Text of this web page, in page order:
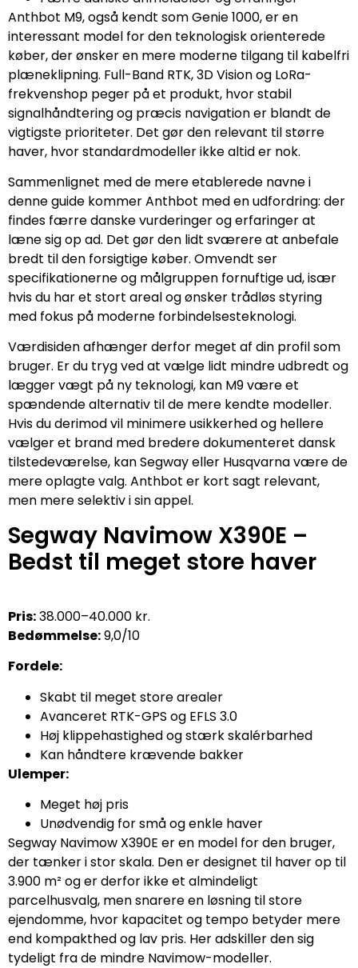
Anthbot M9, også kendt som Genie 1000, er en
interessant model for den teknologisk orienterede
køber, der ønsker en mere moderne tilgang til kabelfri
plæneklipning. Full-Band RTK, 3D Vision og LoRa-
frekvenshop peger på et produkt, hvor stabil
signalhåndtering og præcis navigation er blandt de
vigtigste prioriteter. Det gør den relevant til større
haver, hvor standardmodeller ikke altid er nok.
Sammenlignet med de mere etablerede navne i
denne guide kommer Anthbot med en udfordring: der
findes færre danske vurderinger og erfaringer at
læne sig op ad. Det gør den lidt sværere at anbefale
bredt til den forsigtige køber. Omvendt ser
specifikationerne og målgruppen fornuftige ud, især
hvis du har et stort areal og ønsker trådløs styring
med fokus på moderne forbindelsesteknologi.
Værdisiden afhænger derfor meget af din profil som
bruger. Er du tryg ved at vælge lidt mindre udbredt og
lægger vægt på ny teknologi, kan M9 være et
spændende alternativ til de mere kendte modeller.
Hvis du derimod vil minimere usikkerhed og hellere
vælger et brand med bredere dokumenteret dansk
tilstedeværelse, kan Segway eller Husqvarna være de
mere oplagte valg. Anthbot er kort sagt relevant,
men mere selektiv i sin appel.
Segway Navimow X390E –
Bedst til meget store haver
Pris:38.000–40.000 kr.
Bedømmelse:9,0/10
Fordele:
Skabt til meget store arealer
Avanceret RTK-GPS og EFLS 3.0
Høj klippehastighed og stærk skalérbarhed
Kan håndtere krævende bakker
Ulemper:
Meget høj pris
Unødvendig for små og enkle haver
Segway Navimow X390E er en model for den bruger,
der tænker i stor skala. Den er designet til haver op til
3.900 m² og er derfor ikke et almindeligt
parcelhusvalg, men snarere en løsning til store
ejendomme, hvor kapacitet og tempo betyder mere
end kompakthed og lav pris. Her adskiller den sig
tydeligt fra de mindre Navimow-modeller.